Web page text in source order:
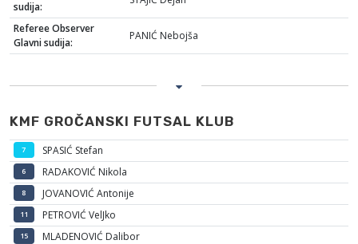
sudija:
Referee Observer
Glavni sudija:
PANIĆ Nebojša
KMF GROČANSKI FUTSAL KLUB
7 SPASIĆ Stefan
6 RADAKOVIĆ Nikola
8 JOVANOVIĆ Antonije
11 PETROVIĆ VelJko
15 MLADENOVIĆ Dalibor